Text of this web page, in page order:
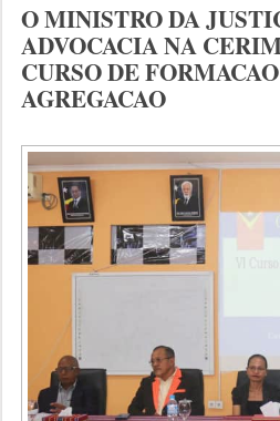
O MINISTRO DA
ADVOCACIA NA
CURSO DE
AGREGACAO